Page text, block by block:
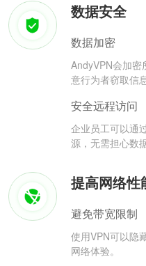
数据安全
数据加密
AndyVPN会加密
意行为者窃取信息
安全远程访问
企业员工可以通
源，无需担心数
提高网络性
避免带宽限制
使用VPN可以隐
网络体验。